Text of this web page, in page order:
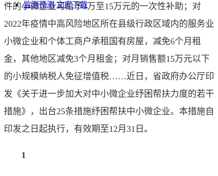
监测预测 文库下载
件的小微企业可给予3万至15万元的一次性补助；对
2022年疫情中高风险地区所在县级行政区域内的服务业
小微企业和个体工商户承租国有房屋，减免6个月租
金，其他地区减免3个月租金；对月销售额15万元以下
的小规模纳税人免征增值税……近日，省政府办公厅印
发《关于进一步加大对中小微企业纾困帮扶力度的若干
措施》，出台25条措施纾困帮扶中小微企业。本措施自
印发之日起执行，有效期至12月31日。
1